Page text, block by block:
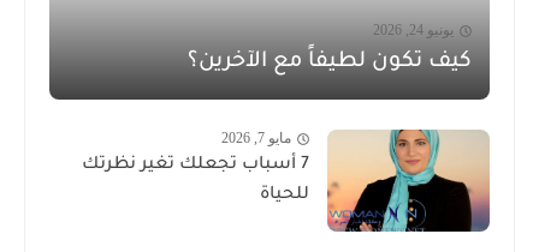
يونيو 24, 2026
كيف تكون لطيفاً مع الآخرين؟
مايو 7, 2026
7 أسباب تجعلك تغير نظرتك
للحياة